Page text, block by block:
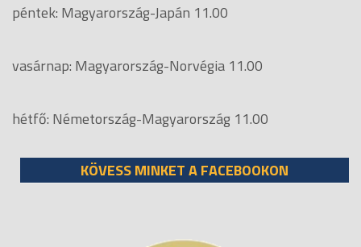
péntek: Magyarország-Japán 11.00
vasárnap: Magyarország-Norvégia 11.00
hétfő: Németország-Magyarország 11.00
KÖVESS MINKET A FACEBOOKON